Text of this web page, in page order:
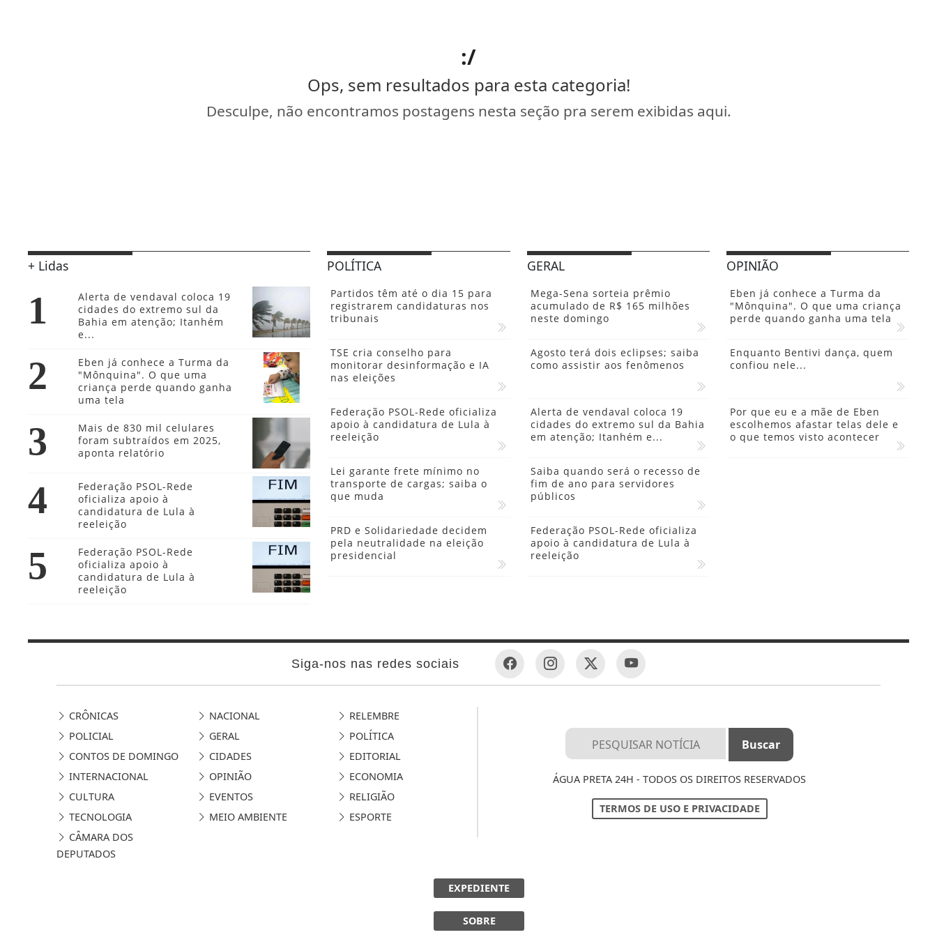
:/
Ops, sem resultados para esta categoria!
Desculpe, não encontramos postagens nesta seção pra serem exibidas aqui.
+ Lidas
1
Alerta de vendaval coloca 19
cidades do extremo sul da
Bahia em atenção; Itanhém
e...
2
Eben já conhece a Turma da
"Mônquina". O que uma
criança perde quando ganha
uma tela
3
Mais de 830 mil celulares
foram subtraídos em 2025,
aponta relatório
4
Federação PSOL-Rede
oficializa apoio à
candidatura de Lula à
reeleição
5
Federação PSOL-Rede
oficializa apoio à
candidatura de Lula à
reeleição
POLÍTICA
Partidos têm até o dia 15 para
registrarem candidaturas nos
tribunais
TSE cria conselho para
monitorar desinformação e IA
nas eleições
Federação PSOL-Rede oficializa
apoio à candidatura de Lula à
reeleição
Lei garante frete mínimo no
transporte de cargas; saiba o
que muda
PRD e Solidariedade decidem
pela neutralidade na eleição
presidencial
GERAL
Mega-Sena sorteia prêmio
acumulado de R$ 165 milhões
neste domingo
Agosto terá dois eclipses; saiba
como assistir aos fenômenos
Alerta de vendaval coloca 19
cidades do extremo sul da Bahia
em atenção; Itanhém e...
Saiba quando será o recesso de
fim de ano para servidores
públicos
Federação PSOL-Rede oficializa
apoio à candidatura de Lula à
reeleição
OPINIÃO
Eben já conhece a Turma da
"Mônquina". O que uma criança
perde quando ganha uma tela
Enquanto Bentivi dança, quem
confiou nele...
Por que eu e a mãe de Eben
escolhemos afastar telas dele e
o que temos visto acontecer
Siga-nos nas redes sociais
CRÔNICAS NACIONAL
RELEMBRE
POLICIAL
GERAL
POLÍTICA
CONTOS DE DOMINGO
CIDADES
EDITORIAL
INTERNACIONAL
OPINIÃO
ECONOMIA
CULTURA
EVENTOS
RELIGIÃO
TECNOLOGIA
MEIO AMBIENTE
ESPORTE
CÂMARA DOS
DEPUTADOS
ÁGUA PRETA 24H - TODOS OS DIREITOS RESERVADOS
TERMOS DE USO E PRIVACIDADE
EXPEDIENTE
SOBRE